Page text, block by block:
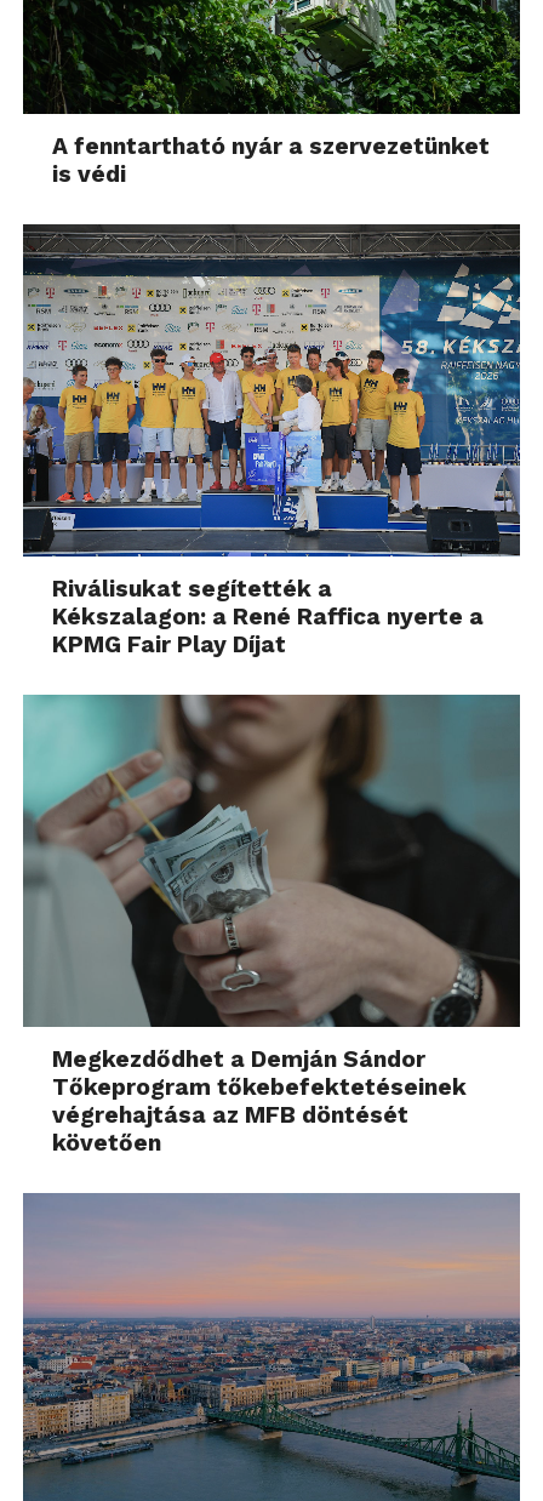
A fenntartható nyár a szervezetünket
is védi
Riválisukat segítették a
Kékszalagon: a René Raffica nyerte a
KPMG Fair Play Díjat
Megkezdődhet a Demján Sándor
Tőkeprogram tőkebefektetéseinek
végrehajtása az MFB döntését
követően